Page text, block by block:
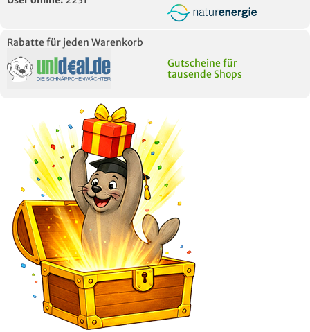
Rabatte für jeden Warenkorb
Gutscheine für
tausende Shops